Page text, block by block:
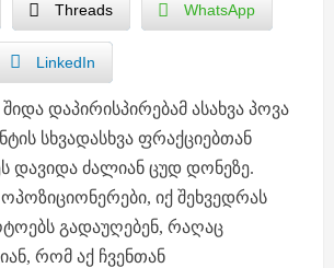
Threads WhatsApp
LinkedIn
დაპირისპირებამ ასახვა პოვა
სხვადასხვა ფრაქციებთან
დავიდა ძალიან ცუდ დონეზე.
იქ შეხვედრას
გადაუღებენ, რაღაც
რომ აქ ჩვენთან